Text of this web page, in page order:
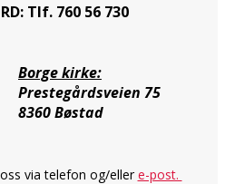
Tlf. 760 56 730
Borge kirke:
Prestegårdsveien 75
8360 Bøstad
via telefon og/ellere-post.